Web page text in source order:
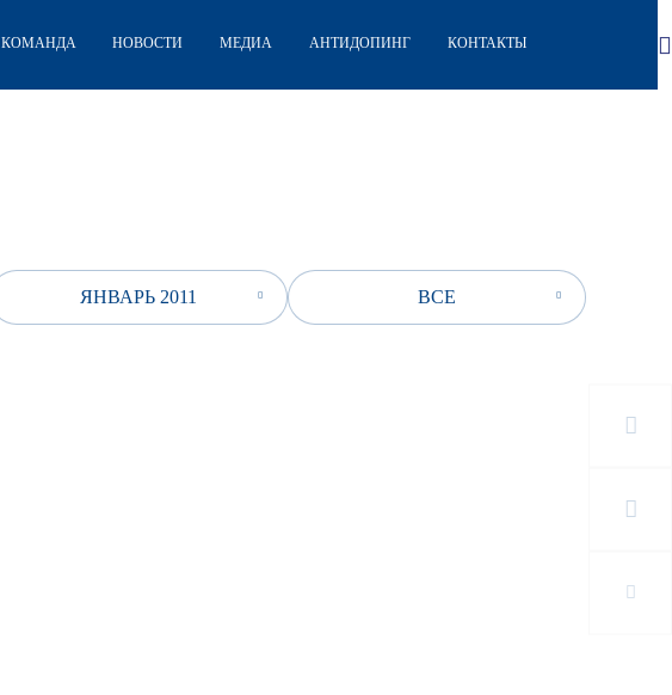
КОМАНДА НОВОСТИ МЕДИА АНТИДОПИНГ КОНТАКТЫ
ЯНВАРЬ 2011 ВСЕ